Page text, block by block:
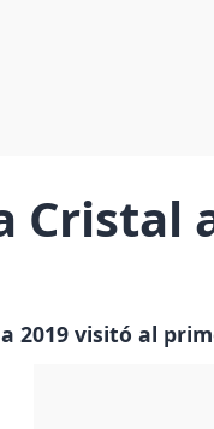
Cristal
2019 visitó al